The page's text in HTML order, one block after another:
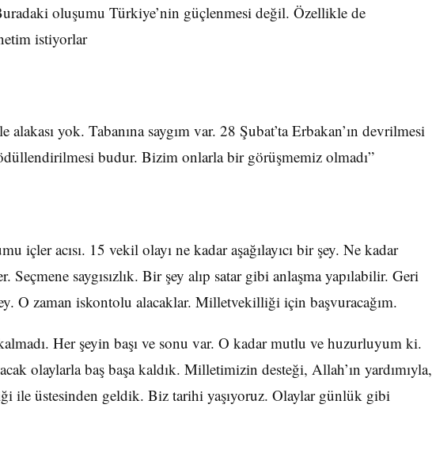
oluşumu Türkiye’nin güçlenmesi değil. Özellikle de
istiyorlar
alakası yok. Tabanına saygım var. 28 Şubat’ta Erbakan’ın devrilmesi
budur. Bizim onlarla bir görüşmemiz olmadı”
içler acısı. 15 vekil olayı ne kadar aşağılayıcı bir şey. Ne kadar
saygısızlık. Bir şey alıp satar gibi anlaşma yapılabilir. Geri
O zaman iskontolu alacaklar. Milletvekilliği için başvuracağım.
Her şeyin başı ve sonu var. O kadar mutlu ve huzurluyum ki.
olaylarla baş başa kaldık. Milletimizin desteği, Allah’ın yardımıyla,
ile üstesinden geldik. Biz tarihi yaşıyoruz. Olaylar günlük gibi